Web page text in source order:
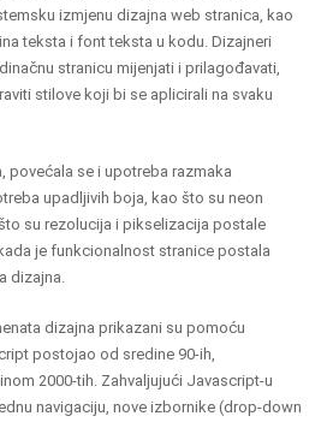
izmjenu dizajna web stranica, kao
teksta i font teksta u kodu. Dizajneri
stranicu mijenjati i prilagođavati,
stilove koji bi se aplicirali na svaku
povećala se i upotreba razmaka
upadljivih boja, kao što su neon
su rezolucija i pikselizacija postale
je funkcionalnost stranice postala
dizajna.
dizajna prikazani su pomoću
postojao od sredine 90-ih,
2000-tih. Zahvaljujući Javascript-u
navigaciju, nove izbornike (drop-down